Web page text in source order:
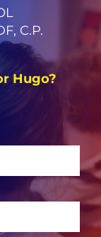
C.P.
Hugo?